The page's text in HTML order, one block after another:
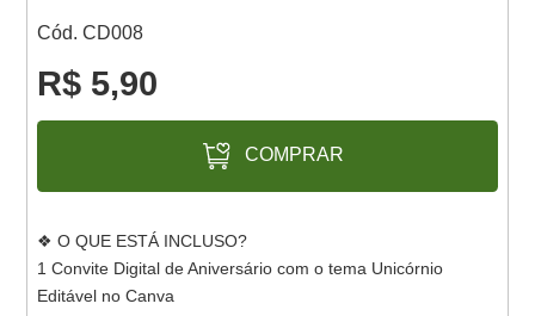
Cód. CD008
R$ 5,90
COMPRAR
❖ O QUE ESTÁ INCLUSO?
1 Convite Digital de Aniversário com o tema Unicórnio
Editável no Canva